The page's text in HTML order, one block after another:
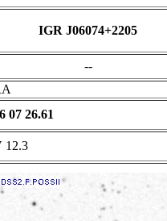
IGR J06074+2205
--
07 26.61
12.3